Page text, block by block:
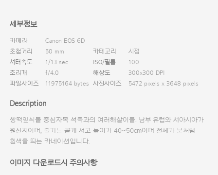
세부정보
카메라
Canon EOS 6D
초첨거리
50 mm 카테고리
시점
셔터속도
1/13 sec ISO/필름
100
조리개
f/4.0 해상도
300x300 DPI
파일사이즈
11975164 bytes 사진사이즈 5472 pixels x 3648 pixels
Description
쌍떡잎식물 중심자목 석죽과의 여러해살이풀. 남부 유럽와 서아시아가
원산지이며, 줄기는 곧게 서고 높이가 40∼50cm이며 전체가 분처럼
흰색을 띄는 카네이션입니다.
이미지 다운로드시 주의사항